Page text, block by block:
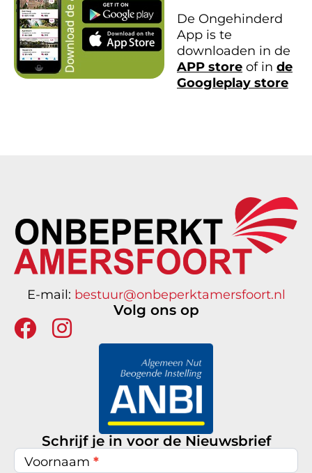
De Ongehinderd
App is te
downloaden in de
APP store of in de
Googleplay store
E-mail: bestuur@onbeperktamersfoort.nl
Volg ons op
Schrijf je in voor de Nieuwsbrief
Nieuwsbrief
inschrijven
Voornaam *